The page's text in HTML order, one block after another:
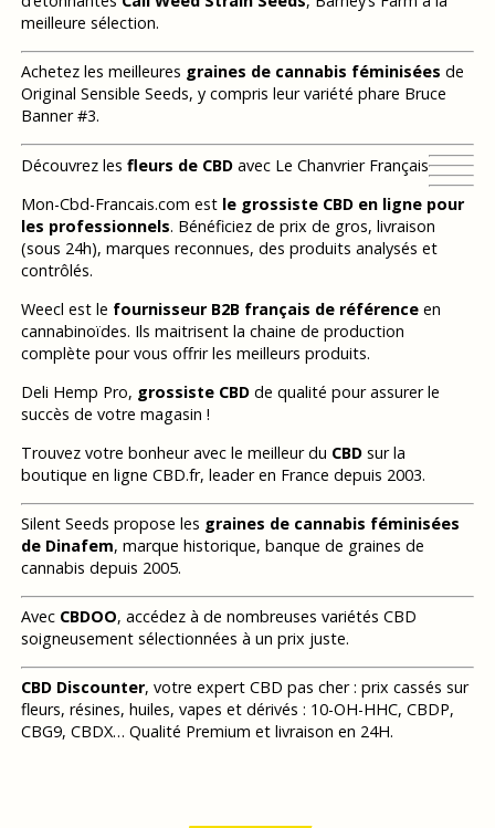
meilleure sélection.
Achetez les meilleures graines de cannabis féminisées de
Original Sensible Seeds, y compris leur variété phare Bruce
Banner #3.
Découvrez les fleurs de CBDavec Le Chanvrier Français
Mon-Cbd-Francais.com est le grossiste CBD en ligne pour
les professionnels. Bénéficiez de prix de gros, livraison
(sous 24h), marques reconnues, des produits analysés et
contrôlés.
Weecl est le fournisseur B2B français de référenceen
cannabinoïdes. Ils maitrisent la chaine de production
complète pour vous offrir les meilleurs produits.
Deli Hemp Pro, grossiste CBDde qualité pour assurer le
succès de votre magasin !
Trouvez votre bonheur avec le meilleur du CBDsur la
boutique en ligne CBD.fr, leader en France depuis 2003.
Silent Seeds propose les graines de cannabis féminisées
de Dinafem, marque historique, banque de graines de
cannabis depuis 2005.
Avec CBDOO, accédez à de nombreuses variétés CBD
soigneusement sélectionnées à un prix juste.
CBD Discounter, votre expert CBD pas cher : prix cassés sur
fleurs, résines, huiles, vapes et dérivés : 10-OH-HHC, CBDP,
CBG9, CBDX… Qualité Premium et livraison en 24H.